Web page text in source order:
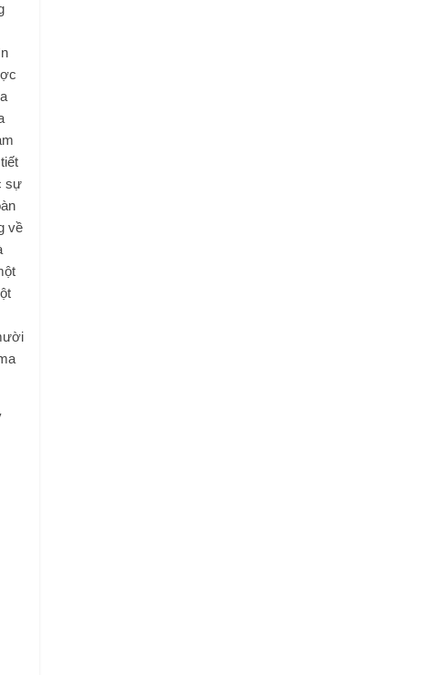
sự
về